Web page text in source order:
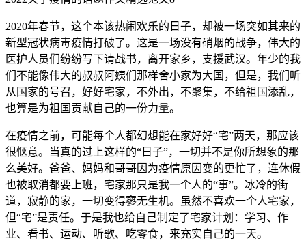
2020年春节，这个本该热闹欢乐的日子，却被一场突如其来的
新型冠状病毒疫情打破了。这是一场没有硝烟的战争，伟大的
医护人员们纷纷写下请战书，离开家乡，支援武汉。年少的我
们不能像伟大的叔叔阿姨们那样舍小家为大国，但是，我们听
从国家的号召，好好宅家，不外出，不聚集，不给祖国添乱，
也算是为祖国贡献自己的一份力量。
在疫情之前，可能每个人都幻想能在家好好“宅”两天，那应该
很惬意。当真的过上这样的“日子”，一切并不是你所想象的那
么美好。爸爸、妈妈和哥哥因为疫情原因变的更忙了，连休假
也被取消都要上班，宅家那只是我一个人的“事”。冰冷的街
道，寂静的家，一切变得寥无生机。虽然不喜欢一个人宅家，
但“宅”是责任。于是我也给自己制定了宅家计划：学习、作
业、看书、运动、听歌、吃零食，来充实自己的一天。